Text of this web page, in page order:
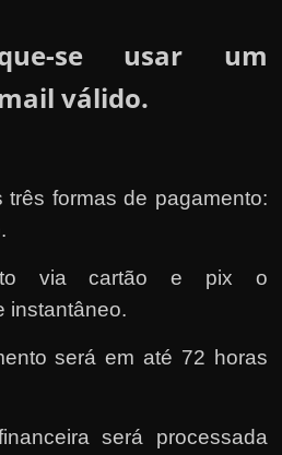
se usar um
válido.
três formas de pagamento:
via cartão e pix o
instantâneo.
será em até 72 horas
será processada